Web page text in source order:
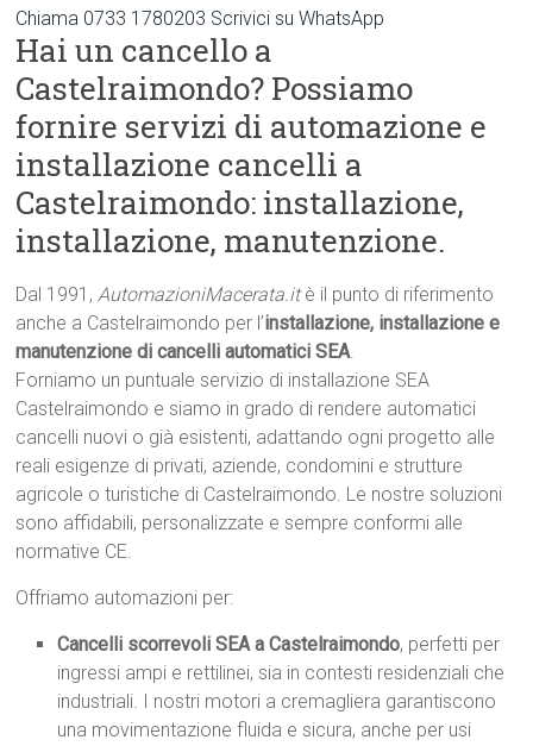
Chiama 0733 1780203 Scrivici su WhatsApp
Hai un cancello a
Castelraimondo? Possiamo
fornire servizi di automazione e
installazione cancelli a
Castelraimondo: installazione,
installazione, manutenzione.
Dal 1991,AutomazioniMacerata.itè il punto di riferimento
anche a Castelraimondo per l’installazione, installazione e
manutenzione di cancelli automatici SEA.
Forniamo un puntuale servizio di installazione SEA
Castelraimondo e siamo in grado di rendere automatici
cancelli nuovi o già esistenti, adattando ogni progetto alle
reali esigenze di privati, aziende, condomini e strutture
agricole o turistiche di Castelraimondo. Le nostre soluzioni
sono affidabili, personalizzate e sempre conformi alle
normative CE.
Offriamo automazioni per:
Cancelli scorrevoli SEA a Castelraimondo, perfetti per
ingressi ampi e rettilinei, sia in contesti residenziali che
industriali. I nostri motori a cremagliera garantiscono
una movimentazione fluida e sicura, anche per usi